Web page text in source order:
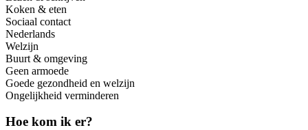
Koken & eten
Sociaal contact
Nederlands
Welzijn
Buurt & omgeving
Geen armoede
Goede gezondheid en welzijn
Ongelijkheid verminderen
Hoe kom ik er?